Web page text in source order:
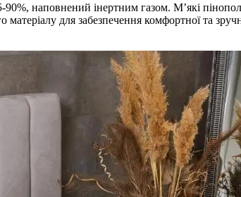
наповнений інертним газом. М’які
для забезпечення комфортної та